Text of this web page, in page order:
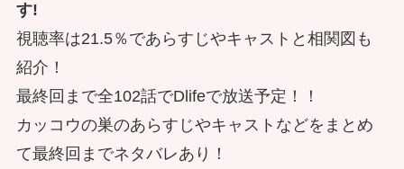
す!
視聴率は21.5％であらすじやキャストと相関図も
紹介！
最終回まで全102話でDlifeで放送予定！！
カッコウの巣のあらすじやキャストなどをまとめ
て最終回までネタバレあり！